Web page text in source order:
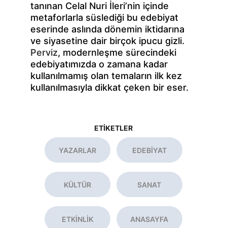
tanınan Celal Nuri İleri’nin içinde
metaforlarla süslediği bu edebiyat
eserinde aslında dönemin iktidarına
ve siyasetine dair birçok ipucu gizli.
Perviz, modernleşme sürecindeki
edebiyatımızda o zamana kadar
kullanılmamış olan temaların ilk kez
kullanılmasıyla dikkat çeken bir eser.
ETİKETLER
YAZARLAR EDEBİYAT
KÜLTÜR SANAT
ANASAYFA
ETKİNLİK